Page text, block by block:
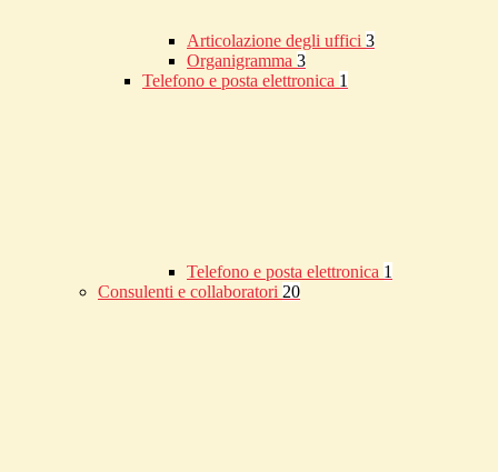
Articolazione degli uffici 3
Organigramma 3
Telefono e posta elettronica 1
Telefono e posta elettronica 1
Consulenti e collaboratori 20